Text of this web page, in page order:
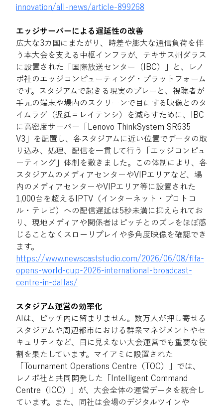
innovation/all-news/article-899268
エッジサーバーによる遅延性の改善
広大な3カ国にまたがり、時差や膨大な通信負荷を伴
う本大会を支える中枢インフラが、テキサス州ダラス
に設置された「国際放送センター（IBC）」と、レノ
ボ社のエッジコンピューティング・プラットフォーム
です。スタジアムで起きる現実のプレーと、視聴者が
手元の端末や場内のスクリーンで目にする映像とのタ
イムラグ（遅延＝レイテンシ）を減らすために、IBC
に高密度サーバー「Lenovo ThinkSystem SR635
V3」を配置し、各スタジアムに近い位置でデータの取
り込み、処理、配信を一貫して行う「エッジコンピュ
ーティング」体制を敷きました。この体制により、各
スタジアムのメディアセンターやVIPエリアなど、場
内のメディアセンターやVIPエリア等に設置された
1,000台を超えるIPTV（インターネット・プロトコ
ル・テレビ）への配信遅延は5秒未満に抑えられてお
り、現地メディアや関係者はピッチとのズレをほぼ感
じることなくスローリプレイや多角度映像を確認でき
ます。
https://www.newscaststudio.com/2026/06/08/fifa-
opens-world-cup-2026-international-broadcast-
centre-in-dallas/
スタジアム運営の効率化
AIは、ピッチ内に留まりません。数万人が押し寄せる
スタジアムや周辺都市における群衆マネジメントやセ
キュリティなど、目に見えない大会運営でも重要な役
割を果たしています。マイアミに設置された
「Tournament Operations Centre（TOC）」では、
レノボ社と共同開発した「Intelligent Command
Centre（ICC）」が、大会全体の運営データを統合し
ています。また、同社は会場のデジタルツインや